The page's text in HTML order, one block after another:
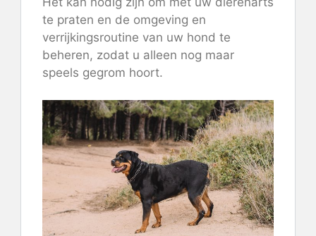
te praten en de omgeving en
verrijkingsroutine van uw hond te
beheren, zodat u alleen nog maar
speels gegrom hoort.